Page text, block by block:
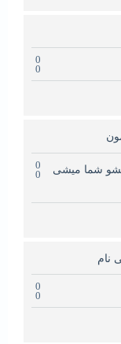
0
0
0
0
شما میشی
نام
0
0